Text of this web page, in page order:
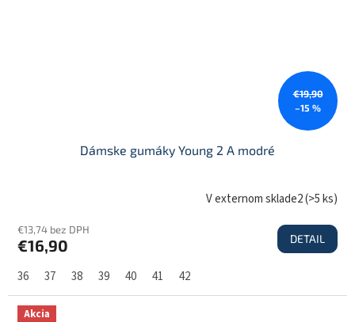
€19,90
–15 %
Dámske gumáky Young 2 A modré
V externom sklade2(>5 ks)
€13,74 bez DPH
€16,90 DETAIL
36 37 38 39 40 41 42
Akcia